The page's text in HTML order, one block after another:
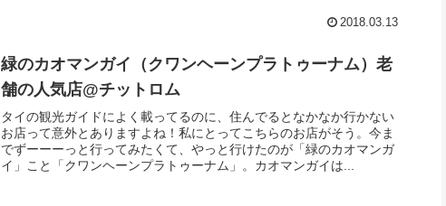
2018.03.13
緑のカオマンガイ（クワンヘーンプラトゥーナム）老
舗の人気店@チットロム
タイの観光ガイドによく載ってるのに、住んでるとなかなか行かない
お店って意外とありますよね！私にとってこちらのお店がそう。今ま
でずーーーっと行ってみたくて、やっと行けたのが「緑のカオマンガ
イ」こと「クワンヘーンプラトゥーナム」。カオマンガイは...